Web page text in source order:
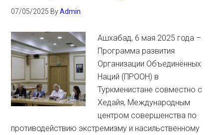
07/05/2025 ByAdmin
Ашхабад, 6 мая 2025 года –
Программа развития
Организации Объединённых
Наций (ПРООН) в
Туркменистане совместно с
Хедайя, Международным
центром совершенства по
противодействию экстремизму и насильственному